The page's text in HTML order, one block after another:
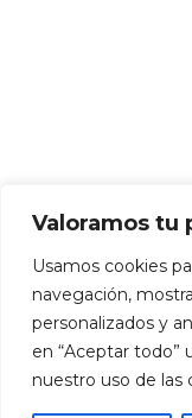
Valoramos tu
Usamos cookies
navegación,
personalizados y
en “Aceptar todo”
nuestro uso de las